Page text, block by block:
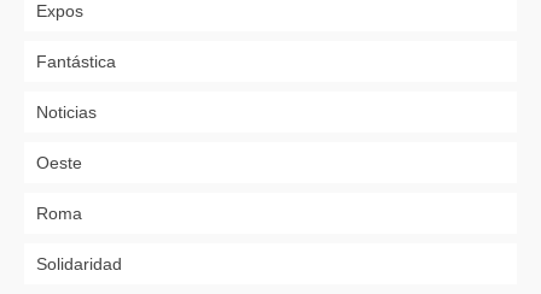
Expos
Fantástica
Noticias
Oeste
Roma
Solidaridad